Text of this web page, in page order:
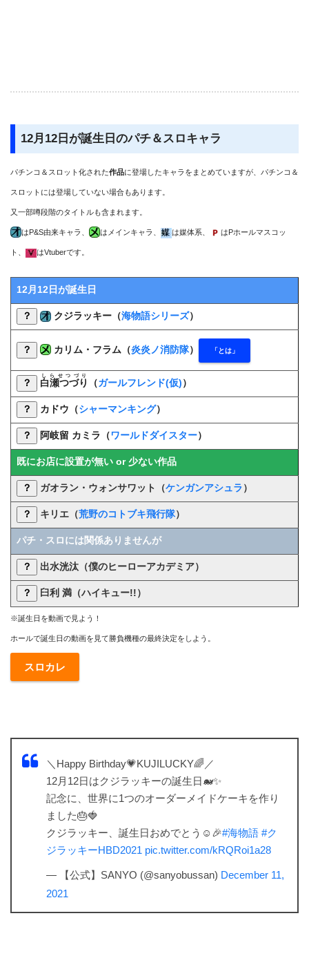
12月12日が誕生日のパチ＆スロキャラ
パチンコ＆スロット化された作品に登場したキャラをまとめていますが、パチンコ＆
スロットには登場していない場合もあります。
又一部噂段階のタイトルも含まれます。
はP&S由来キャラ、 はメインキャラ、 は媒体系、 はPホールマスコッ
ト、 はVtuberです。
12月12日が誕生日
？ クジラッキー（海物語シリーズ）
？ カリム・フラム（炎炎ノ消防隊） 「とは」
？ 白瀬つづり
しらせつづり
（ガールフレンド(仮) ）
？ カドウ（シャーマンキング）
？ 阿岐留 カミラ（ワールドダイスター）
既にお店に設置が無い or 少ない作品
？ ガオラン・ウォンサワット （ケンガンアシュラ ）
？ キリエ（荒野のコトブキ飛行隊）
パチ・スロには関係ありませんが
？ 出水洸汰（僕のヒーローアカデミア）
？ 臼利 満（ハイキュー!!）
※誕生日を動画で見よう！
ホールで誕生日の動画を見て勝負機種の最終決定をしよう。
スロカレ
＼Happy Birthday💗KUJILUCKY🌈／
12月12日はクジラッキーの誕生日🐋✨
記念に、世界に1つのオーダーメイドケーキを作り
ました🎂🍓
クジラッキー、誕生日おめでとう☺️🎉#海物語 #ク
ジラッキーHBD2021 pic.twitter.com/kRQRoi1a28
— 【公式】SANYO (@sanyobussan) December 11,
2021